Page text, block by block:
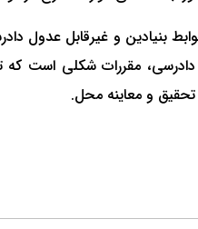
بنیادین و غیرقابل عدول
مقررات شکلی است که
تحقیق و معاینه محل.